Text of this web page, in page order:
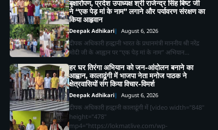
बृक्षारोपण, प्रदेश उपाध्यक्ष श्री राजेन्द्र सिंह बिष्ट जी
ने “एक पेड़ मां के नाम” लगाने और पर्यावरण संरक्षण का
किया आहृवान
Deepak Adhikari August 6, 2026
दीपक अधिकारी हल्द्वानी भारत के प्रधानमंत्री माननीय श्री नरेंद्र
मोदी जी के आह्वान पर “एक पेड़ मां के नाम” अभियान…
हर घर तिरंगा अभियान को जन-आंदोलन बनाने का
आह्वान, कालाढूंगी में भाजपा नेता मनोज पाठक ने
क्षेत्रवासियों संग किया विचार-विमर्श
Deepak Adhikari August 6, 2026
दीपक अधिकारी हल्द्वानी कालाढूंगी में [video width="848"
height="478"
mp4="https://lokmatlive.com/wp-